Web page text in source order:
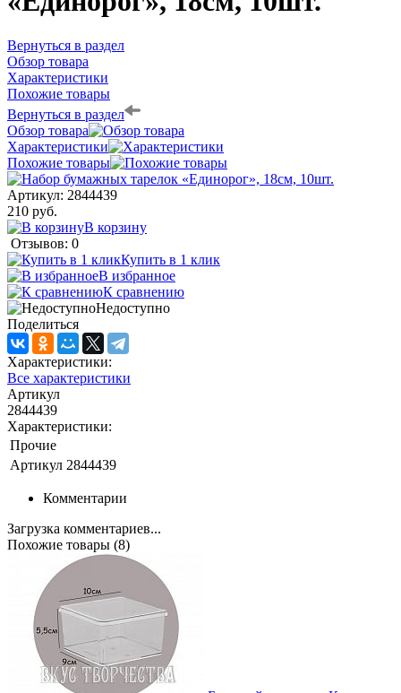
Вернуться в раздел
Обзор товара
Характеристики
Похожие товары
Вернуться в раздел
Обзор товара
Характеристики
Похожие товары
Артикул: 2844439
210 руб.
В корзину
Отзывов: 0
Купить в 1 клик
В избранное
К сравнению
Недоступно
Поделиться
Характеристики:
Все характеристики
Артикул
2844439
Характеристики:
Прочие
Артикул 2844439
Комментарии
Загрузка комментариев...
Похожие товары (8)